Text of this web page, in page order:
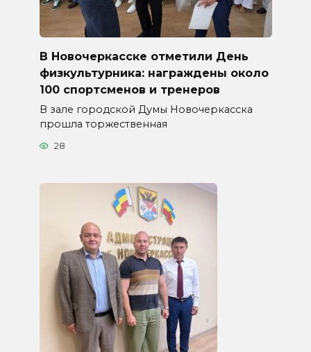
В Новочеркасске отметили День
физкультурника: награждены около
100 спортсменов и тренеров
В зале городской Думы Новочеркасска
прошла торжественная
28